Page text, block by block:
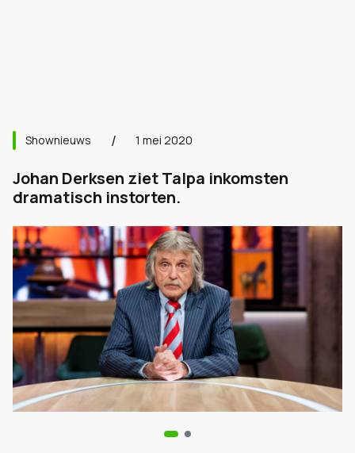
Shownieuws 1 mei 2020
Johan Derksen ziet Talpa inkomsten
dramatisch instorten.